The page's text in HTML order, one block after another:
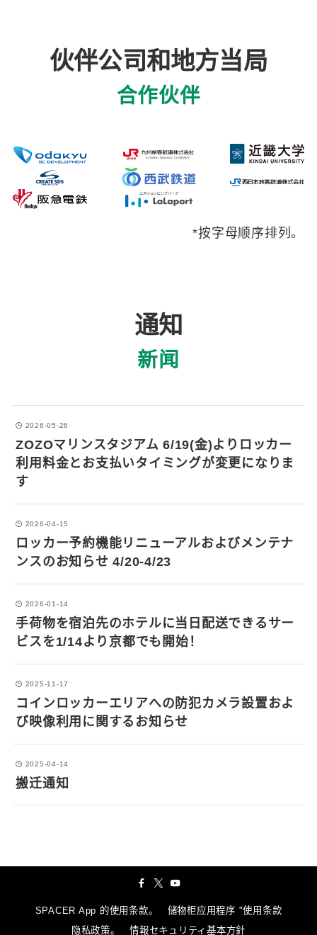
伙伴公司和地方当局
合作伙伴
*按字母顺序排列。
通知
新闻
2026-05-26
ZOZOマリンスタジアム 6/19(金)よりロッカー
利用料金とお支払いタイミングが変更になりま
す
2026-04-15
ロッカー予約機能リニューアルおよびメンテナ
ンスのお知らせ 4/20-4/23
2026-01-14
手荷物を宿泊先のホテルに当日配送できるサー
ビスを1/14より京都でも開始！
2025-11-17
コインロッカーエリアへの防犯カメラ設置およ
び映像利用に関するお知らせ
2025-04-14
搬迁通知
SPACER App 的使用条款。
储物柜应用程序 "使用条款
隐私政策。
情報セキュリティ基本方針